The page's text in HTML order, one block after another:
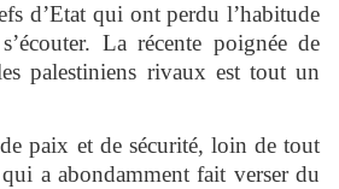
d’Etat qui ont perdu l’habitude
La récente poignée de
palestiniens rivaux est tout un
paix et de sécurité, loin de tout
a abondamment fait verser du